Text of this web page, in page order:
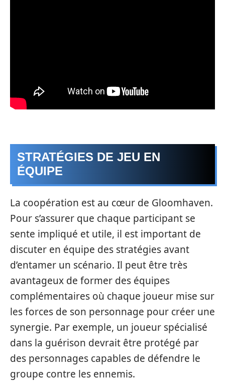
STRATÉGIES DE JEU EN
ÉQUIPE
La coopération est au cœur de Gloomhaven.
Pour s’assurer que chaque participant se
sente impliqué et utile, il est important de
discuter en équipe des stratégies avant
d’entamer un scénario. Il peut être très
avantageux de former des équipes
complémentaires où chaque joueur mise sur
les forces de son personnage pour créer une
synergie. Par exemple, un joueur spécialisé
dans la guérison devrait être protégé par
des personnages capables de défendre le
groupe contre les ennemis.